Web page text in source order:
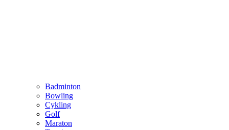
Badminton
Bowling
Cykling
Golf
Maraton